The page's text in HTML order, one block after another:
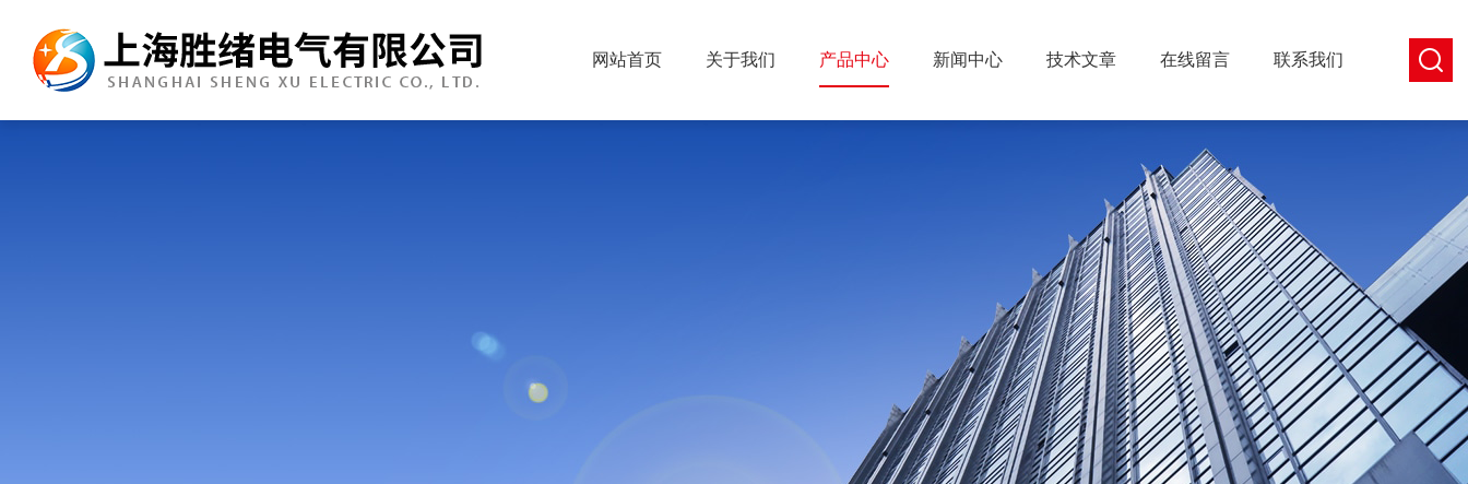
网站首页 关于我们 产品中心 新闻中心 技术文章 在线留言 联系我们